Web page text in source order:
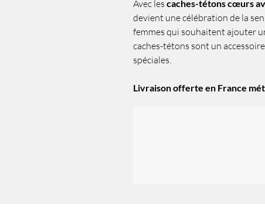
Avec les caches-tétons cœurs
devient une célébration de la
femmes qui souhaitent ajouter
caches-tétons sont un
spéciales.
Livraison offerte en France